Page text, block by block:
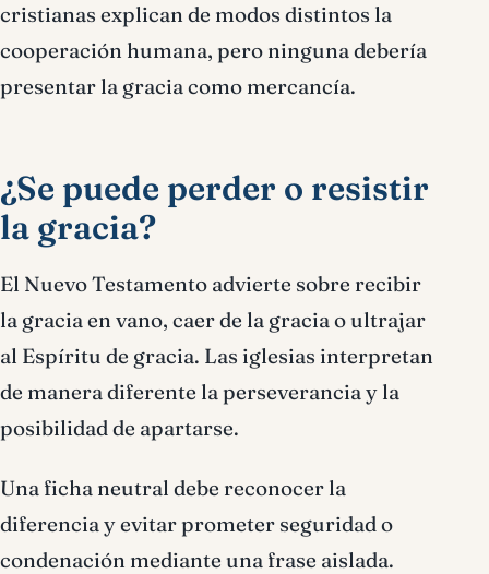
cristianas explican de modos distintos la
cooperación humana, pero ninguna debería
presentar la gracia como mercancía.
¿Se puede perder o resistir
la gracia?
El Nuevo Testamento advierte sobre recibir
la gracia en vano, caer de la gracia o ultrajar
al Espíritu de gracia. Las iglesias interpretan
de manera diferente la perseverancia y la
posibilidad de apartarse.
Una ficha neutral debe reconocer la
diferencia y evitar prometer seguridad o
condenación mediante una frase aislada.